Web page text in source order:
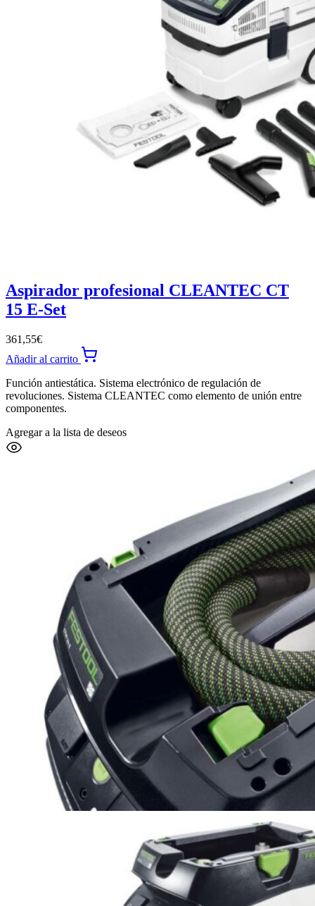
Aspirador profesional CLEANTEC CT
15 E-Set
361,55€
Añadir al carrito
Función antiestática. Sistema electrónico de regulación de
revoluciones. Sistema CLEANTEC como elemento de unión entre
componentes.
Agregar a la lista de deseos